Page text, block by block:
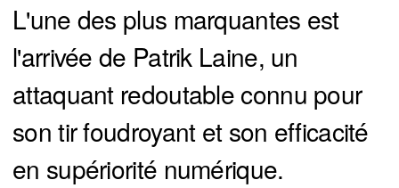
L'une des plus marquantes est
l'arrivée de Patrik Laine, un
attaquant redoutable connu pour
son tir foudroyant et son efficacité
en supériorité numérique.